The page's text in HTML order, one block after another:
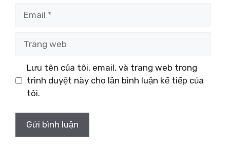
web
Lưu tên của tôi, email, và trang web trong
trình duyệt này cho lần bình luận kế tiếp của
tôi.